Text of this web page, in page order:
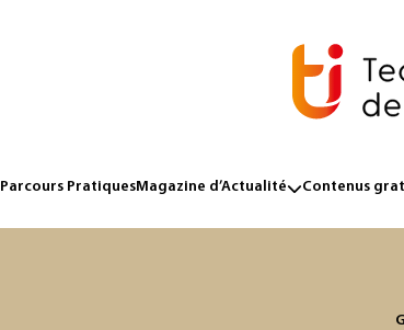
Parcours PratiquesMagazine d’Actualité Contenus